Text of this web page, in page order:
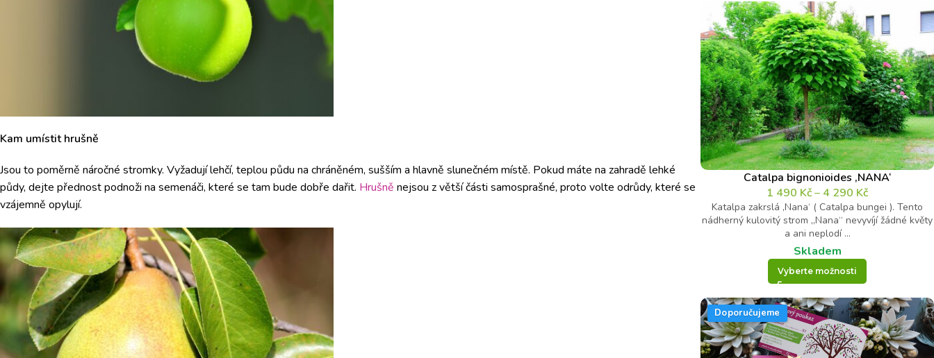
Kam umístit hrušně
Jsou to poměrně náročné stromky. Vyžadují lehčí, teplou půdu na chráněném, sušším a hlavně slunečném místě. Pokud máte na zahradě lehké
půdy, dejte přednost podnoži na semenáči, které se tam bude dobře dařit. Hrušně nejsou z větší části samosprašné, proto volte odrůdy, které se
vzájemně opylují.
Catalpa bignonioides ‚NANA‘
1 490 Kč– 4 290 Kč
Katalpa zakrslá ‚Nana‘ ( Catalpa bungei ). Tento
nádherný kulovitý strom „Nana“ nevyvíjí žádné květy
a ani neplodí ...
Skladem
Vyberte možnosti
Doporučujeme